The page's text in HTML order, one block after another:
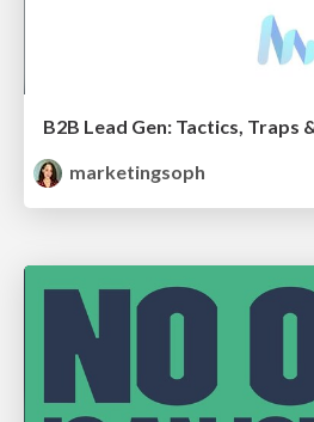
B2B Lead Gen: Tactics, Traps
marketingsoph